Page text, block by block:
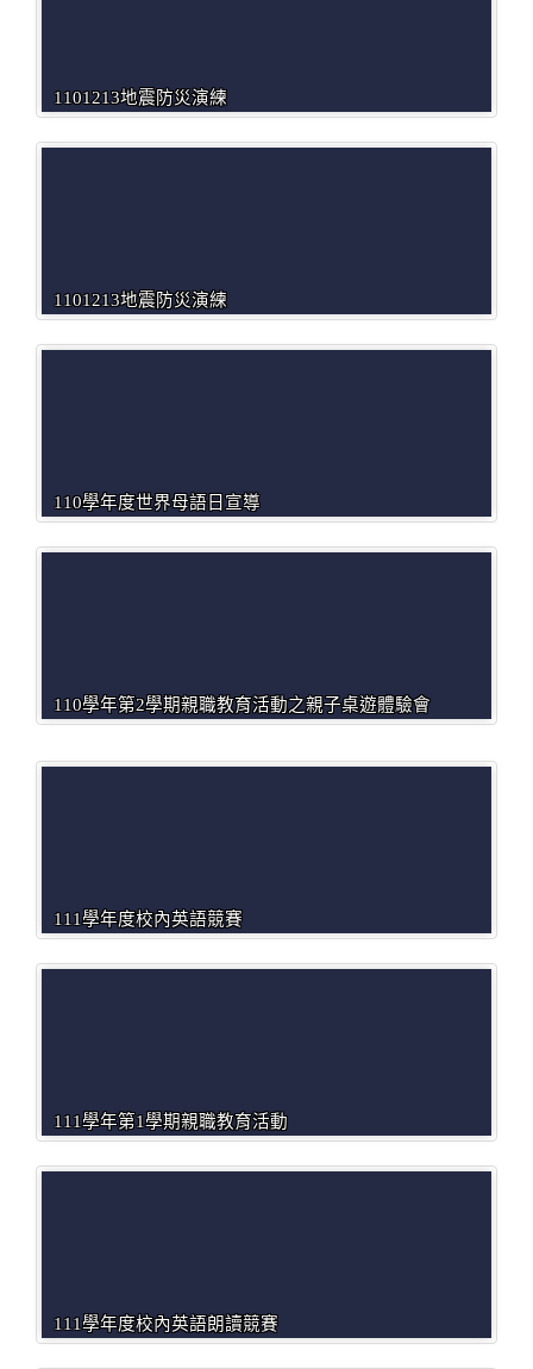
1101213地震防災演練
1101213地震防災演練
110學年度世界母語日宣導
110學年第2學期親職教育活動之親子桌遊體驗會
111學年度校內英語競賽
111學年第1學期親職教育活動
111學年度校內英語朗讀競賽